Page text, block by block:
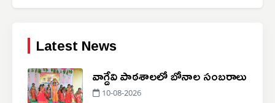
Latest News
వాగ్దేవి పాఠశాలలో బోనాల సంబరాలు
10-08-2026